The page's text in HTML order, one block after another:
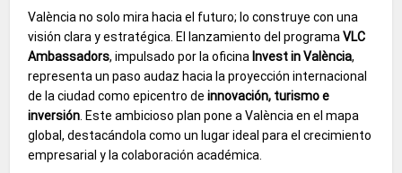
València no solo mira hacia el futuro; lo construye con una
visión clara y estratégica. El lanzamiento del programaVLC
Ambassadors, impulsado por la oficina Invest in València,
representa un paso audaz hacia la proyección internacional
de la ciudad como epicentro deinnovación, turismo e
inversión . Este ambicioso plan pone a València en el mapa
global, destacándola como un lugar ideal para el crecimiento
empresarial y la colaboración académica.